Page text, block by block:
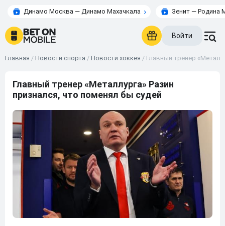
Динамо Москва — Динамо Махачкала Зенит — Родина
Войти
Главная / Новости спорта / Новости хоккея / Главный тренер
Главный тренер «Металлурга» Разин
признался, что поменял бы судей